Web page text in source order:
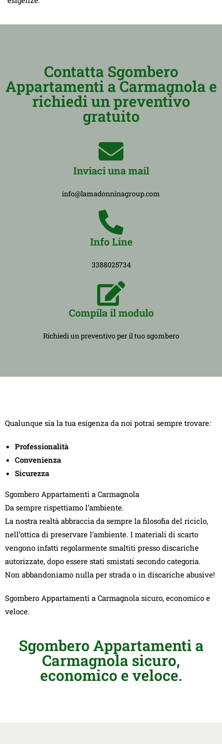
Contatta Sgombero
Appartamenti a Carmagnola e
richiedi un preventivo
gratuito
Inviaci una mail
info@lamadonninagroup.com
Info Line
3388025734
Compila il modulo
Richiedi un preventivo per il tuo sgombero
Qualunque sia la tua esigenza da noi potrai sempre trovare:
Professionalità
Convenienza
Sicurezza
Sgombero Appartamenti a Carmagnola
Da sempre rispettiamo l’ambiente.
La nostra realtà abbraccia da sempre la filosofia del riciclo,
nell’ottica di preservare l’ambiente. I materiali di scarto
vengono infatti regolarmente smaltiti presso discariche
autorizzate, dopo essere stati smistati secondo categoria.
Non abbandoniamo nulla per strada o in discariche abusive!
Sgombero Appartamenti a Carmagnola sicuro, economico e
veloce.
Sgombero Appartamenti a
Carmagnola sicuro,
economico e veloce.